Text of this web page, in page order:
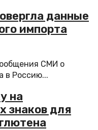
данные
импорта
СМИ о
в Россию...
на
знаков для